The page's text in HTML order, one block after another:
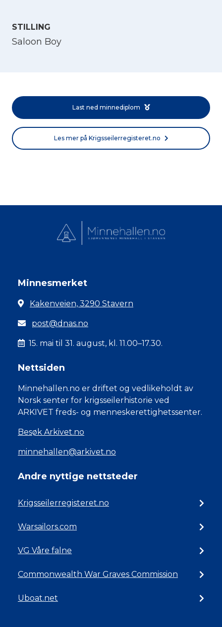
STILLING
Saloon Boy
Last ned minnediplom
Les mer på Krigsseilerregisteret.no
Minnesmerket
Kakenveien, 3290 Stavern
post@dnas.no
15. mai til 31. august, kl. 11.00–17.30.
Nettsiden
Minnehallen.no er driftet og vedlikeholdt av
Norsk senter for krigsseilerhistorie ved
ARKIVET freds- og menneskerettighetssenter.
Besøk Arkivet.no
minnehallen@arkivet.no
Andre nyttige nettsteder
Krigsseilerregisteret.no
Warsailors.com
VG Våre falne
Commonwealth War Graves Commission
Uboat.net
English
Norsk bokmål